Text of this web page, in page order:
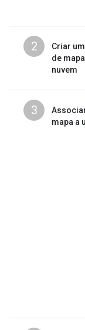
2
Criar
de
nuvem
3
mapa a